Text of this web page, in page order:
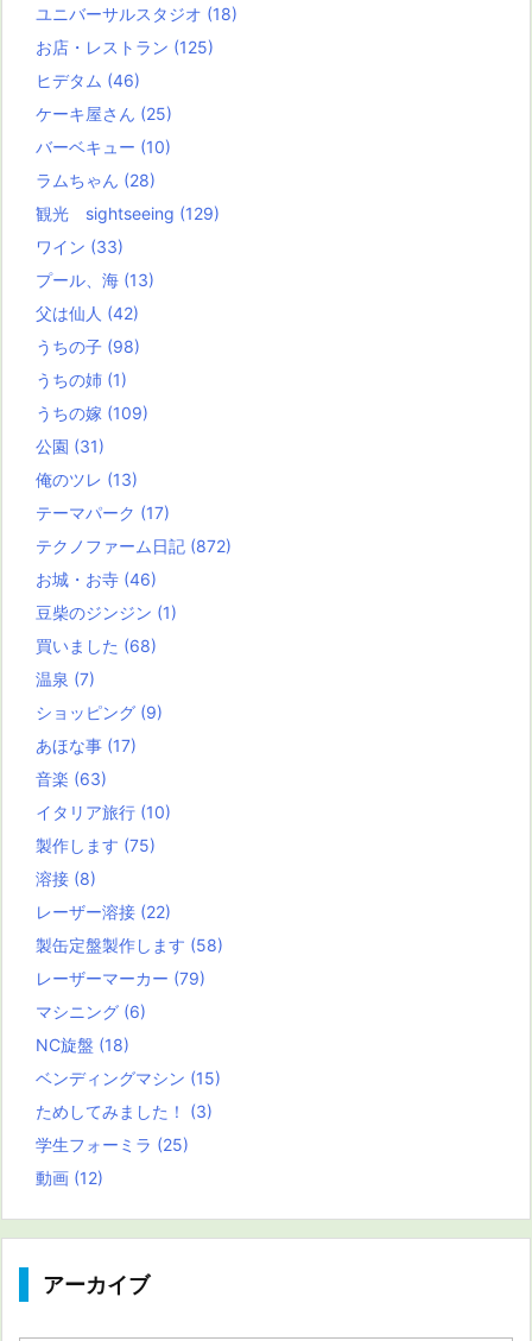
ユニバーサルスタジオ (18)
お店・レストラン (125)
ヒデタム (46)
ケーキ屋さん (25)
バーベキュー (10)
ラムちゃん (28)
観光 sightseeing (129)
ワイン (33)
プール、海 (13)
父は仙人 (42)
うちの子 (98)
うちの姉 (1)
うちの嫁 (109)
公園 (31)
俺のツレ (13)
テーマパーク (17)
テクノファーム日記 (872)
お城・お寺 (46)
豆柴のジンジン (1)
買いました (68)
温泉 (7)
ショッピング (9)
あほな事 (17)
音楽 (63)
イタリア旅行 (10)
製作します (75)
溶接 (8)
レーザー溶接 (22)
製缶定盤製作します (58)
レーザーマーカー (79)
マシニング (6)
NC旋盤 (18)
ベンディングマシン (15)
ためしてみました！ (3)
学生フォーミラ (25)
動画 (12)
アーカイブ